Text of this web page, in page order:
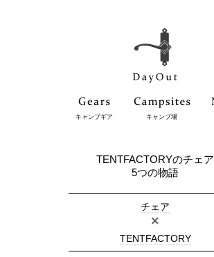
キャンプギア キャンプ場
TENTFACTORYのチェア
5つの物語
チェア
×
TENTFACTORY